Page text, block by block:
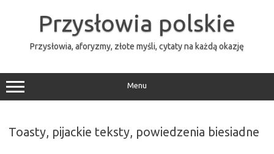
Przysłowia polskie
Przysłowia, aforyzmy, złote myśli, cytaty na każdą okazję
Menu
Toasty, pijackie teksty, powiedzenia biesiadne